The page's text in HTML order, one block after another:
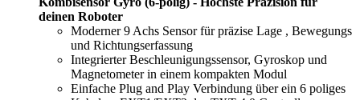
deinen Roboter
Moderner 9 Achs Sensor für präzise Lage , Bewegungs
und Richtungserfassung
Integrierter Beschleunigungssensor, Gyroskop und
Magnetometer in einem kompakten Modul
Einfache Plug and Play Verbindung über ein 6 poliges